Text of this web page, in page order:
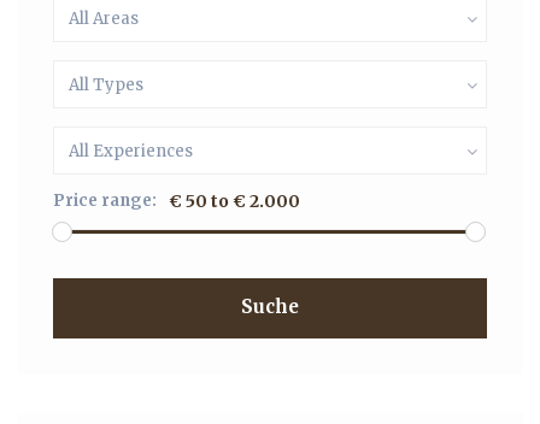
All Areas
All Types
All Experiences
Price range: € 50 to € 2.000
Suche